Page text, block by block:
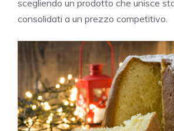
scegliendo un prodotto che unisce
consolidati a un prezzo competitivo.